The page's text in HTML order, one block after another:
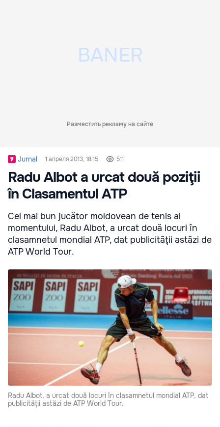
Разместить рекламу на сайте
Jurnal 1 апреля 2013, 18:15 511
Radu Albot a urcat două poziţii
în Clasamentul ATP
Cel mai bun jucător moldovean de tenis al
momentului, Radu Albot, a urcat două locuri în
clasamnetul mondial ATP, dat publicităţii astăzi de
ATP World Tour.
Radu Albot, a urcat două locuri în clasamnetul mondial ATP, dat
publicităţii astăzi de ATP World Tour.